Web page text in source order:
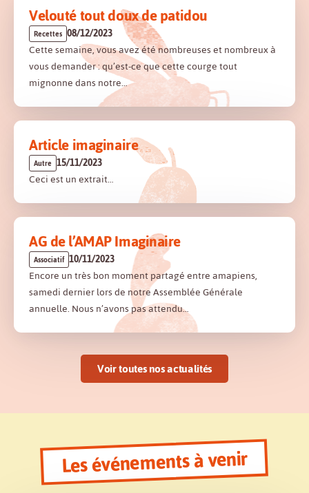
Velouté tout doux de patidou
Recettes 08/12/2023
Cette semaine, vous avez été nombreuses et nombreux à
vous demander : qu’est-ce que cette courge tout
mignonne dans notre…
Article imaginaire
Autre 15/11/2023
Ceci est un extrait…
AG de l’AMAP Imaginaire
Associatif 10/11/2023
Encore un très bon moment partagé entre amapiens,
samedi dernier lors de notre Assemblée Générale
annuelle. Nous n’avons pas attendu…
Voir toutes nos actualités
Les événements à venir